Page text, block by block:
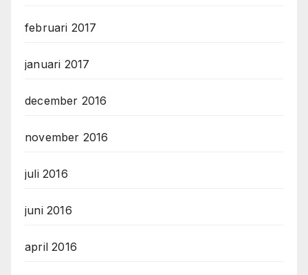
februari 2017
januari 2017
december 2016
november 2016
juli 2016
juni 2016
april 2016